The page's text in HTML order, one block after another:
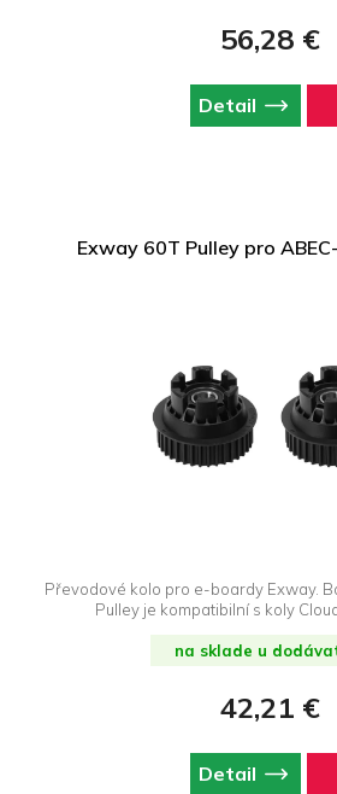
56,28 €
Detail
Exway 60T Pulley pro
Převodové kolo pro e-boardy Exway.
Pulley je kompatibilní s koly
na sklade u
42,21 €
Detail